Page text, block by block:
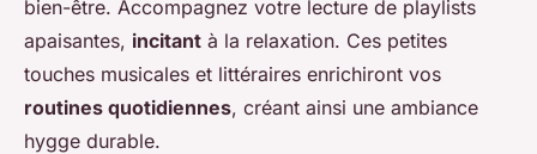
bien-être. Accompagnez votre lecture de playlists
apaisantes, incitant à la relaxation. Ces petites
touches musicales et littéraires enrichiront vos
routines quotidiennes, créant ainsi une ambiance
hygge durable.